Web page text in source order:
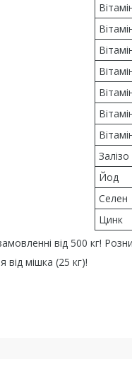
Залізо
Йод
Селен
Цинк
від 500 кг!
від мішка (25 кг)!